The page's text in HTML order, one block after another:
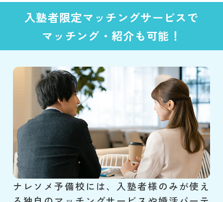
入塾者限定マッチングサービスで
マッチング・紹介も可能！
ナレソメ予備校には、入塾者様のみが使え